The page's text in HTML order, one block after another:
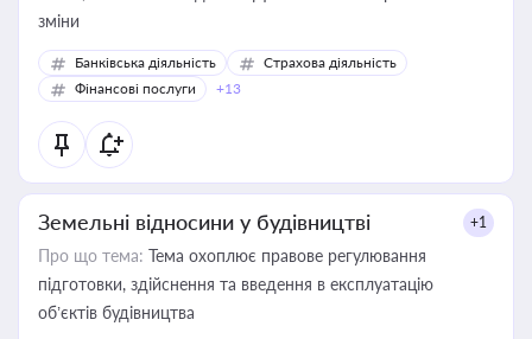
зміни
Банківська діяльність
Страхова діяльність
Фінансові послуги
+13
Земельні відносини у будівництві +1
Про що тема: Тема охоплює правове регулювання
підготовки, здійснення та введення в експлуатацію
об’єктів будівництва